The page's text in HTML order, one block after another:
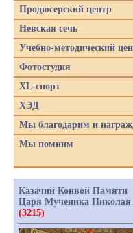
Продюсерский центр
Невская сечь
Учебно-методический
Фотостудия
XL-спорт
ХЭД
Мы благодарим и
Мы помним
Казачий Конвой Памяти
Царя Мученика
(3215)